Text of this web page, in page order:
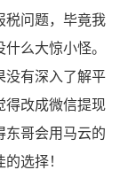
税问题，毕竟我
么大惊小怪。
没有深入了解平
得改成微信提现
东哥会用马云的
选择！